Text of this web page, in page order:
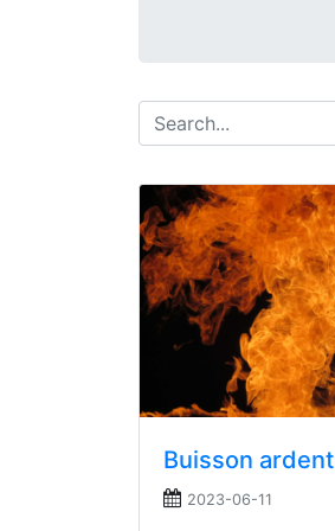
Buisson ardent
2023-06-11